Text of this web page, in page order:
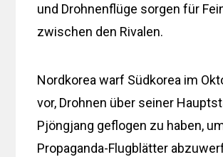
und Drohnenflüge sorgen für
zwischen den Rivalen.
Nordkorea warf Südkorea im
vor, Drohnen über seiner
Pjöngjang geflogen zu haben,
Propaganda-Flugblätter